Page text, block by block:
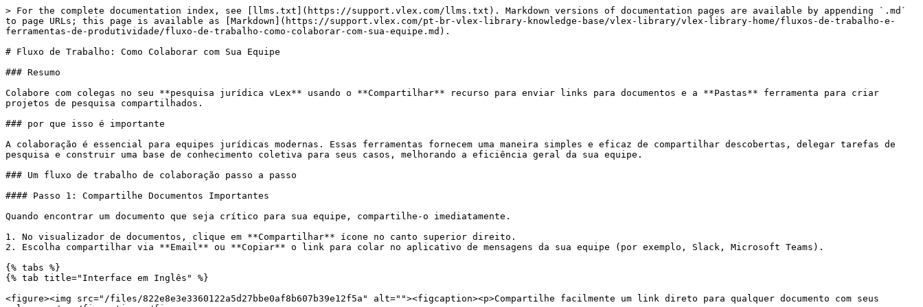
> For the complete documentation index, see [llms.txt](https://support.vlex.com/llms.txt). Markdown versions of documentation pages are available by appending `.md`
to page URLs; this page is available as [Markdown](https://support.vlex.com/pt-br-vlex-library-knowledge-base/vlex-library/vlex-library-home/fluxos-de-trabalho-e-
ferramentas-de-produtividade/fluxo-de-trabalho-como-colaborar-com-sua-equipe.md).
# Fluxo de Trabalho: Como Colaborar com Sua Equipe
### Resumo
Colabore com colegas no seu **pesquisa jurídica vLex** usando o **Compartilhar** recurso para enviar links para documentos e a **Pastas** ferramenta para criar
projetos de pesquisa compartilhados.
### por que isso é importante
A colaboração é essencial para equipes jurídicas modernas. Essas ferramentas fornecem uma maneira simples e eficaz de compartilhar descobertas, delegar tarefas de
pesquisa e construir uma base de conhecimento coletiva para seus casos, melhorando a eficiência geral da sua equipe.
### Um fluxo de trabalho de colaboração passo a passo
#### Passo 1: Compartilhe Documentos Importantes
Quando encontrar um documento que seja crítico para sua equipe, compartilhe-o imediatamente.
1. No visualizador de documentos, clique em **Compartilhar** ícone no canto superior direito.
2. Escolha compartilhar via **Email** ou **Copiar** o link para colar no aplicativo de mensagens da sua equipe (por exemplo, Slack, Microsoft Teams).
{% tabs %}
{% tab title="Interface em Inglês" %}
<figure><img src="/files/822e8e3e3360122a5d27bbe0af8b607b39e12f5a" alt=""><figcaption><p>Compartilhe facilmente um link direto para qualquer documento com seus